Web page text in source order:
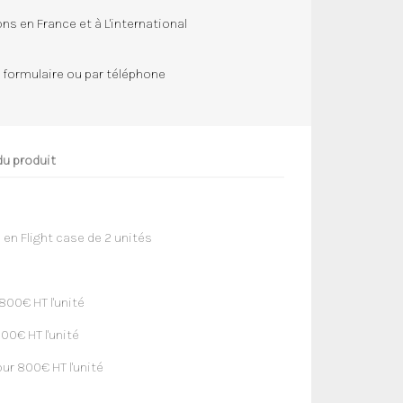
×
×
×en France et à L'international
ou par téléphone
produit
en Flight case de 2 unités
HT l'unité
HT l'unité
800€ HT l'unité